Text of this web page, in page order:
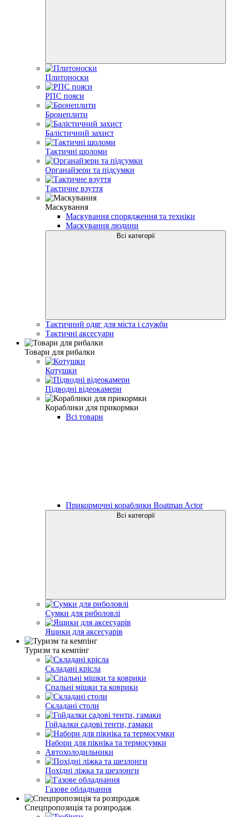
Плитоноски
РПС пояси
Бронеплити
Балістичний захист
Тактичні шоломи
Органайзери та підсумки
Тактичне взуття
Маскування
Маскування спорядження та техніки
Маскування людини
Всі категорії
Тактичний одяг для міста і служби
Тактичні аксесуари
Товари для рибалки
Котушки
Підводні відеокамери
Кораблики для прикормки
Всі товари
Прикормочні кораблики Boatman Actor
Всі категорії
Сумки для риболовлі
Ящики для аксесуарів
Туризм та кемпінг
Складані крісла
Спальні мішки та коврики
Складані столи
Гойдалки садові тенти, гамаки
Набори для пікніка та термосумки
Автохолодильники
Похідні ліжка та шезлонги
Газове обладнання
Спецпропозиція та розпродаж